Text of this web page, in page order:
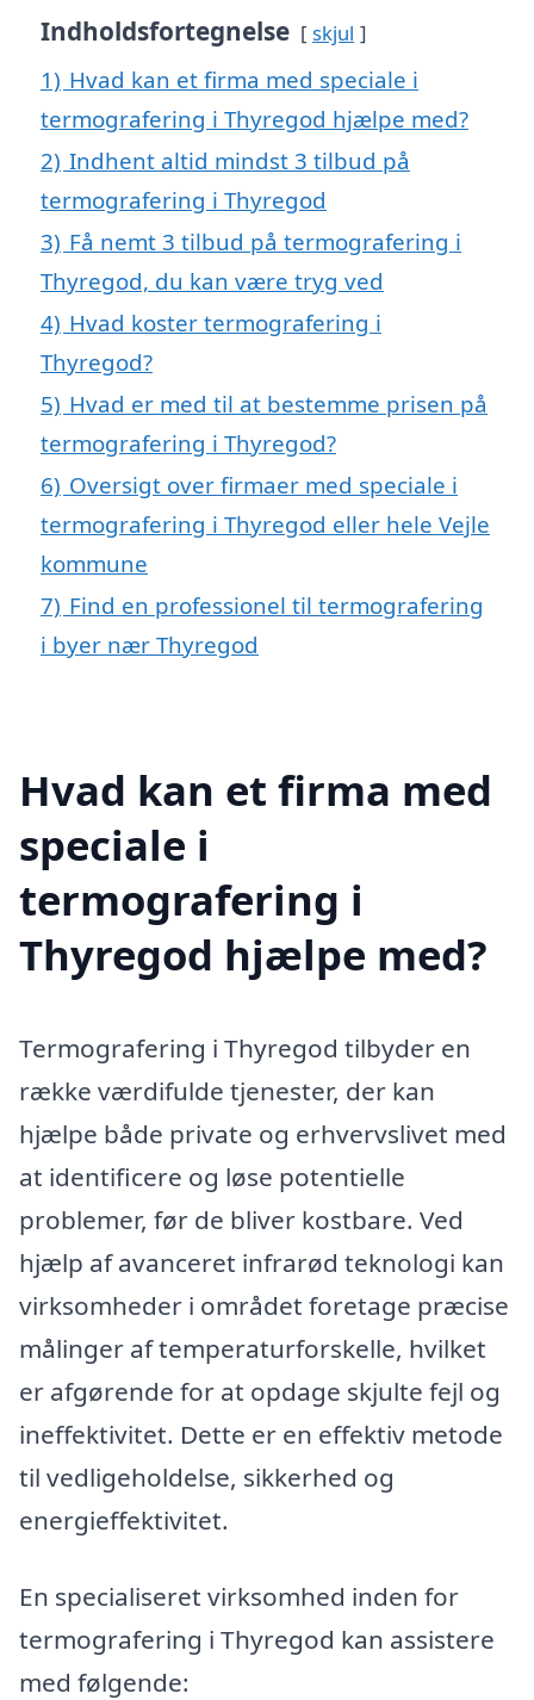
Indholdsfortegnelse skjul
1) Hvad kan et firma med speciale i
termografering i Thyregod hjælpe med?
2) Indhent altid mindst 3 tilbud på
termografering i Thyregod
3) Få nemt 3 tilbud på termografering i
Thyregod, du kan være tryg ved
4) Hvad koster termografering i
Thyregod?
5) Hvad er med til at bestemme prisen på
termografering i Thyregod?
6) Oversigt over firmaer med speciale i
termografering i Thyregod eller hele Vejle
kommune
7) Find en professionel til termografering
i byer nær Thyregod
Hvad kan et firma med
speciale i
termografering i
Thyregod hjælpe med?
Termografering i Thyregod tilbyder en
række værdifulde tjenester, der kan
hjælpe både private og erhvervslivet med
at identificere og løse potentielle
problemer, før de bliver kostbare. Ved
hjælp af avanceret infrarød teknologi kan
virksomheder i området foretage præcise
målinger af temperaturforskelle, hvilket
er afgørende for at opdage skjulte fejl og
ineffektivitet. Dette er en effektiv metode
til vedligeholdelse, sikkerhed og
energieffektivitet.
En specialiseret virksomhed inden for
termografering i Thyregod kan assistere
med følgende: